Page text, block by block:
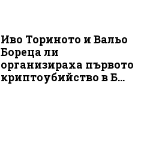
Иво Ториното и Вальо
Бореца ли
организираха първото
криптоубийство в Б...